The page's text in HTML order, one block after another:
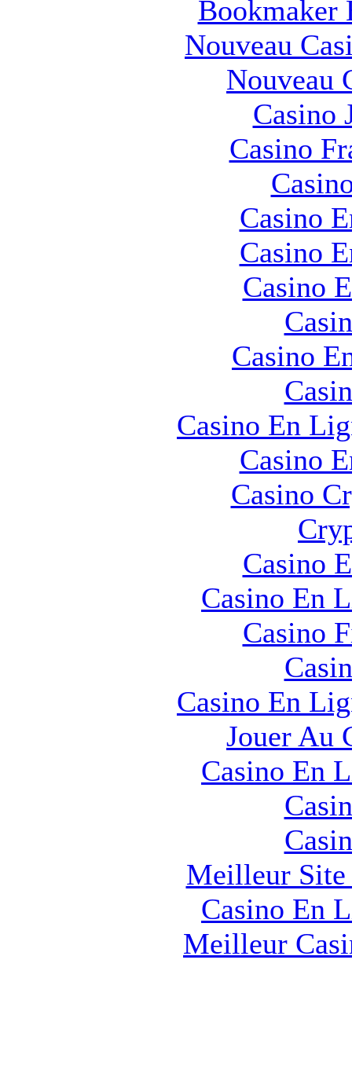
Bookmaker
Nouveau
Nouveau
Casino
Casino
Casino
Casino
Casino
Casino
Casino En
Casino
Casino
Casino
Casino En
Casino
Casino En
Jouer Au
Casino En
Meilleur Site
Casino En
Meilleur